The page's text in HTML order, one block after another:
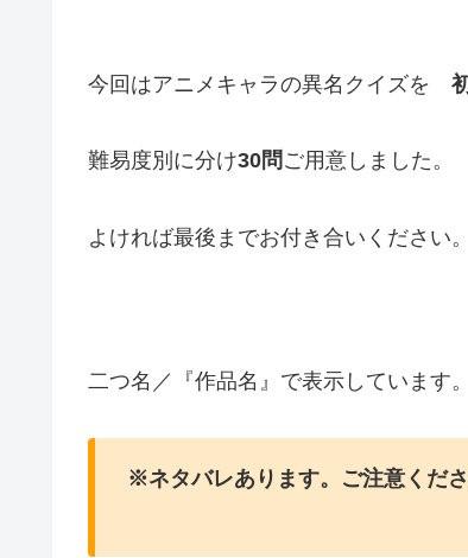
今回はアニメキャラの異名クイズを
難易度別に分け30問 ご用意しました。
よければ最後までお付き合いください。
二つ名／『作品名』で表示しています。
※ネタバレあります。ご注意くださ